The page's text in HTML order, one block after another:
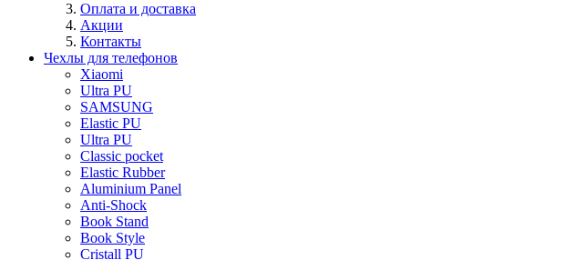
Оплата и доставка
Акции
Контакты
Чехлы для телефонов
Xiaomi
Ultra PU
SAMSUNG
Elastic PU
Ultra PU
Classic pocket
Elastic Rubber
Aluminium Panel
Anti-Shock
Book Stand
Book Style
Cristall PU